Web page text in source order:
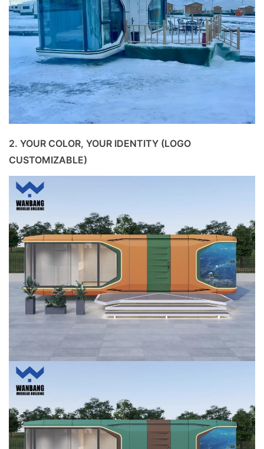
2. YOUR COLOR, YOUR IDENTITY (LOGO
CUSTOMIZABLE)